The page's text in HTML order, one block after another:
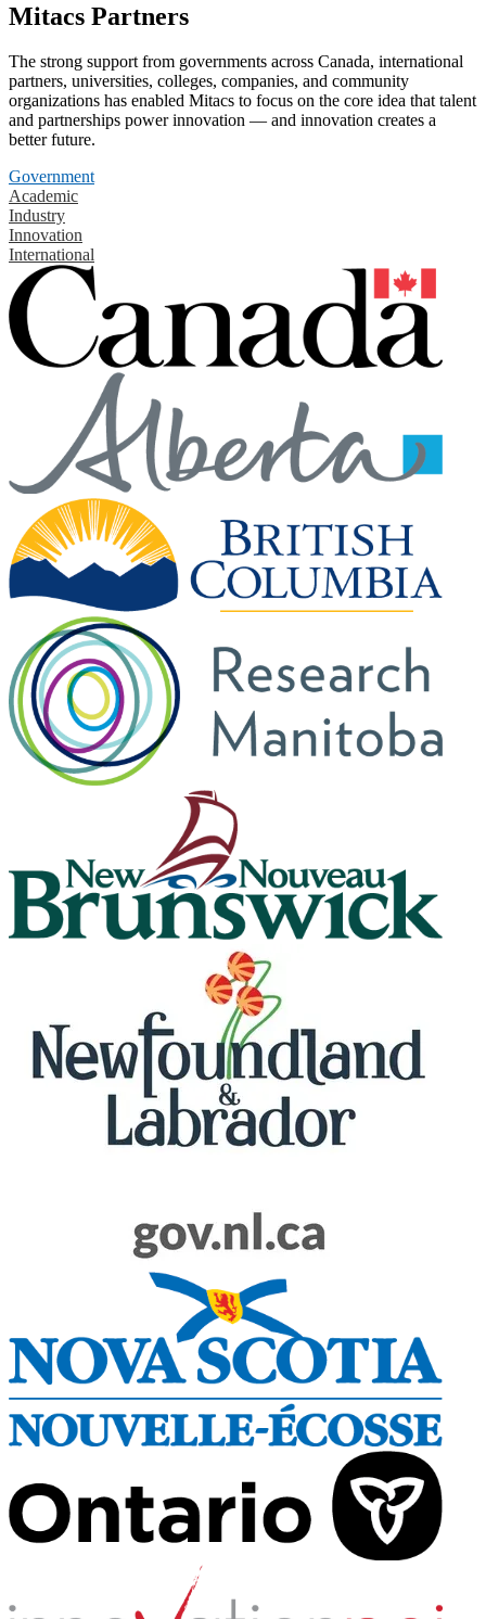
Mitacs Partners
The strong support from governments across Canada, international
partners, universities, colleges, companies, and community
organizations has enabled Mitacs to focus on the core idea that talent
and partnerships power innovation — and innovation creates a
better future.
Government
Academic
Industry
Innovation
International